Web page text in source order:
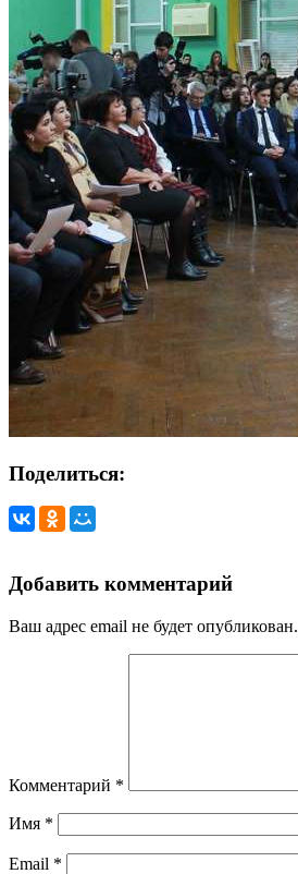
Поделиться:
Добавить комментарий
Ваш адрес email не будет опубликован.
Комментарий *
Имя *
Email *